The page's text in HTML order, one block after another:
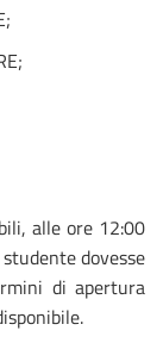
alle ore 12:00
dovesse
di apertura